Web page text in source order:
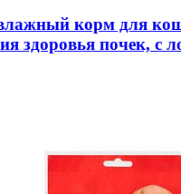
корм для
здоровья почек, с